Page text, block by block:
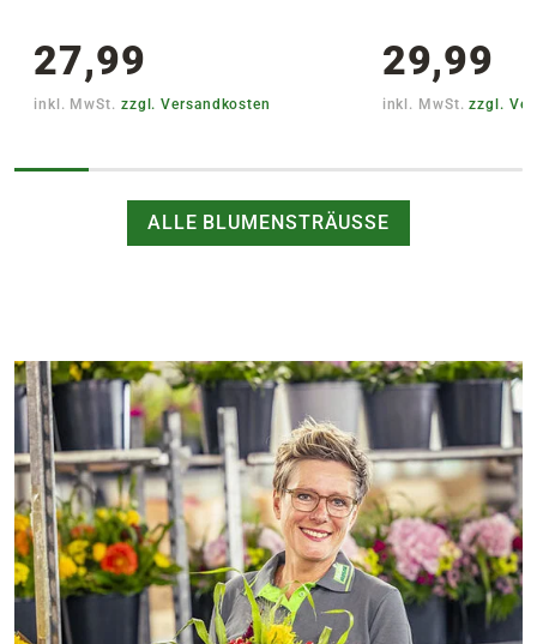
27,99
inkl. MwSt. zzgl. Versandkosten
29,99
inkl. MwSt.zzgl.
ALLE BLUMENSTRÄUSSE